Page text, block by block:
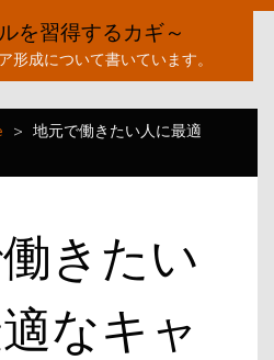
を習得するカギ～
形成について書いています。
> 地元で働きたい人に最適
きたい
なキャ